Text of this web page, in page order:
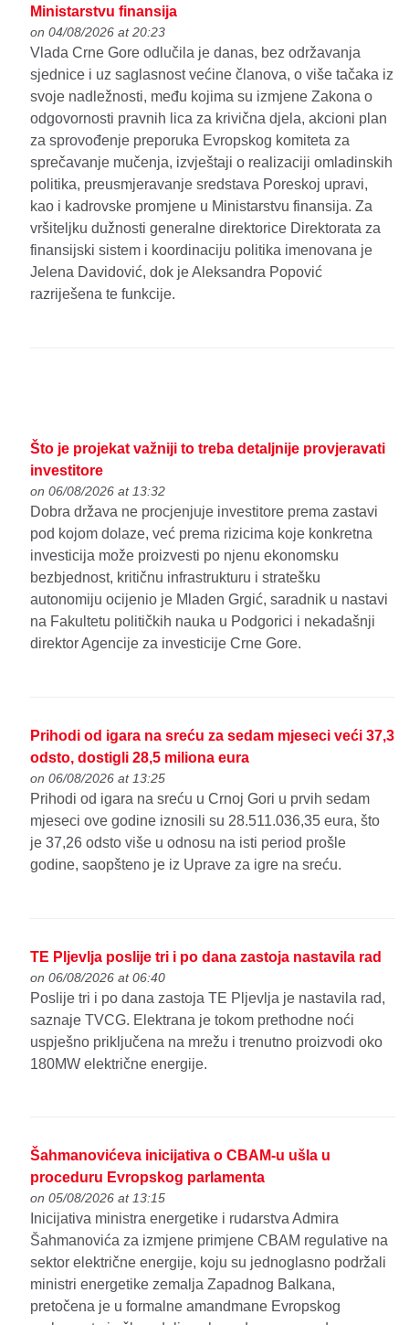
Ministarstvu finansija
on 04/08/2026 at 20:23
Vlada Crne Gore odlučila je danas, bez održavanja
sjednice i uz saglasnost većine članova, o više tačaka iz
svoje nadležnosti, među kojima su izmjene Zakona o
odgovornosti pravnih lica za krivična djela, akcioni plan
za sprovođenje preporuka Evropskog komiteta za
sprečavanje mučenja, izvještaji o realizaciji omladinskih
politika, preusmjeravanje sredstava Poreskoj upravi,
kao i kadrovske promjene u Ministarstvu finansija. Za
vršiteljku dužnosti generalne direktorice Direktorata za
finansijski sistem i koordinaciju politika imenovana je
Jelena Davidović, dok je Aleksandra Popović
razriješena te funkcije.
Što je projekat važniji to treba detaljnije provjeravati
investitore
on 06/08/2026 at 13:32
Dobra država ne procjenjuje investitore prema zastavi
pod kojom dolaze, već prema rizicima koje konkretna
investicija može proizvesti po njenu ekonomsku
bezbjednost, kritičnu infrastrukturu i stratešku
autonomiju ocijenio je Mladen Grgić, saradnik u nastavi
na Fakultetu političkih nauka u Podgorici i nekadašnji
direktor Agencije za investicije Crne Gore.
Prihodi od igara na sreću za sedam mjeseci veći 37,3
odsto, dostigli 28,5 miliona eura
on 06/08/2026 at 13:25
Prihodi od igara na sreću u Crnoj Gori u prvih sedam
mjeseci ove godine iznosili su 28.511.036,35 eura, što
je 37,26 odsto više u odnosu na isti period prošle
godine, saopšteno je iz Uprave za igre na sreću.
TE Pljevlja poslije tri i po dana zastoja nastavila rad
on 06/08/2026 at 06:40
Poslije tri i po dana zastoja TE Pljevlja je nastavila rad,
saznaje TVCG. Elektrana je tokom prethodne noći
uspješno priključena na mrežu i trenutno proizvodi oko
180MW električne energije.
Šahmanovićeva inicijativa o CBAM-u ušla u
proceduru Evropskog parlamenta
on 05/08/2026 at 13:15
Inicijativa ministra energetike i rudarstva Admira
Šahmanovića za izmjene primjene CBAM regulative na
sektor električne energije, koju su jednoglasno podržali
ministri energetike zemalja Zapadnog Balkana,
pretočena je u formalne amandmane Evropskog